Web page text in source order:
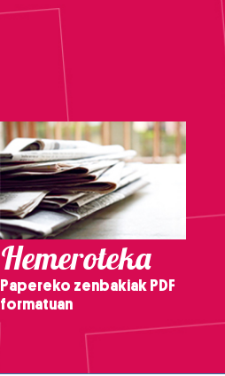
Hemeroteka
Papereko zenbakiak PDF
formatuan